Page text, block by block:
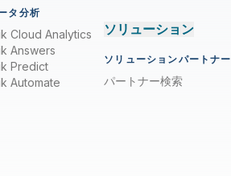
タ分析
Cloud Analytics
Answers
Predict
Automate
ソリューション
ソリューションパートナー
パートナー検索